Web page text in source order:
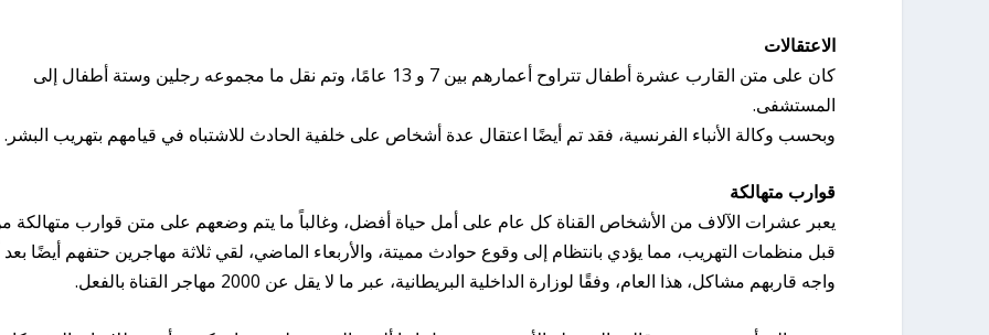
الاعتقالات
كان على متن القارب عشرة أطفال تتراوح أعمارهم بين 7 و 13 عامًا، وتم نقل ما مجموعه رجلين وستة أطفال إلى
المستشفى.
وبحسب وكالة الأنباء الفرنسية، فقد تم أيضًا اعتقال عدة أشخاص على خلفية الحادث للاشتباه في قيامهم بتهريب البشر.
قوارب متهالكة
يعبر عشرات الآلاف من الأشخاص القناة كل عام على أمل حياة أفضل، وغالباً ما يتم وضعهم على متن قوارب متهالكة
قبل منظمات التهريب، مما يؤدي بانتظام إلى وقوع حوادث مميتة، والأربعاء الماضي، لقي ثلاثة مهاجرين حتفهم أيضًا
واجه قاربهم مشاكل، هذا العام، وفقًا لوزارة الداخلية البريطانية، عبر ما لا يقل عن 2000 مهاجر القناة بالفعل.